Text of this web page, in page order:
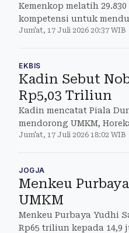
Kemenkop melatih
kompetensi untuk
Jum'at, 17 Juli 2026 20:37 WIB
EKBIS
Kadin Sebut
Rp5,03 Triliun
Kadin mencatat Piala
mendorong UMKM,
Jum'at, 17 Juli 2026 18:02 WIB
JOGJA
Menkeu
UMKM
Menkeu Purbaya Yudhi
Rp65 triliun kepada 14,9